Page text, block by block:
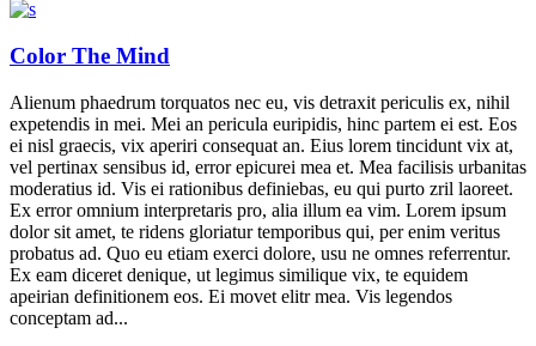
Color The Mind
Alienum phaedrum torquatos nec eu, vis detraxit periculis ex, nihil
expetendis in mei. Mei an pericula euripidis, hinc partem ei est. Eos
ei nisl graecis, vix aperiri consequat an. Eius lorem tincidunt vix at,
vel pertinax sensibus id, error epicurei mea et. Mea facilisis urbanitas
moderatius id. Vis ei rationibus definiebas, eu qui purto zril laoreet.
Ex error omnium interpretaris pro, alia illum ea vim. Lorem ipsum
dolor sit amet, te ridens gloriatur temporibus qui, per enim veritus
probatus ad. Quo eu etiam exerci dolore, usu ne omnes referrentur.
Ex eam diceret denique, ut legimus similique vix, te equidem
apeirian definitionem eos. Ei movet elitr mea. Vis legendos
conceptam ad...